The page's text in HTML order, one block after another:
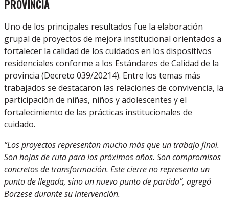
PROVINCIA
Uno de los principales resultados fue la elaboración
grupal de proyectos de mejora institucional orientados a
fortalecer la calidad de los cuidados en los dispositivos
residenciales conforme a los Estándares de Calidad de la
provincia (Decreto 039/20214). Entre los temas más
trabajados se destacaron las relaciones de convivencia, la
participación de niñas, niños y adolescentes y el
fortalecimiento de las prácticas institucionales de
cuidado.
“Los proyectos representan mucho más que un trabajo final.
Son hojas de ruta para los próximos años. Son compromisos
concretos de transformación. Este cierre no representa un
punto de llegada, sino un nuevo punto de partida”, agregó
Borzese durante su intervención.